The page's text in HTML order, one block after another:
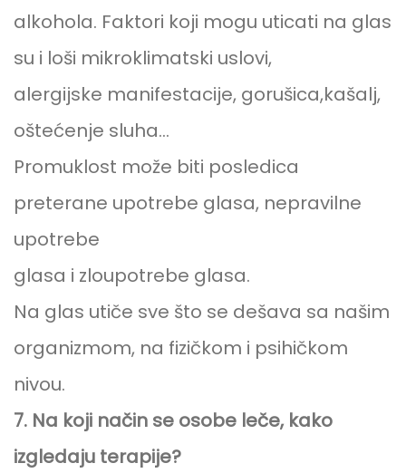
alkohola. Faktori koji mogu uticati na glas
su i loši mikroklimatski uslovi,
alergijske manifestacije, gorušica,kašalj,
oštećenje sluha…
Promuklost može biti posledica
preterane upotrebe glasa, nepravilne
upotrebe
glasa i zloupotrebe glasa.
Na glas utiče sve što se dešava sa našim
organizmom, na fizičkom i psihičkom
nivou.
7. Na koji način se osobe leče, kako
izgledaju terapije?